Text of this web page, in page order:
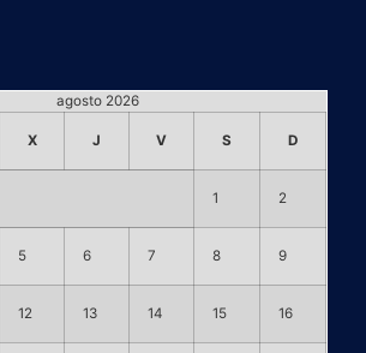
agosto 2026
X J V S D
1 2
5 6 7 8 9
12 13 14 15 16